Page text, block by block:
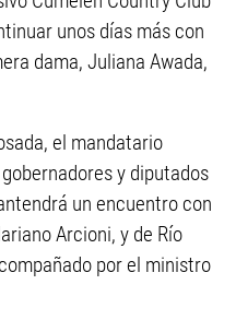
unos días más con
dama, Juliana Awada,
el mandatario
y diputados
un encuentro con
Arcioni, y de Río
por el ministro